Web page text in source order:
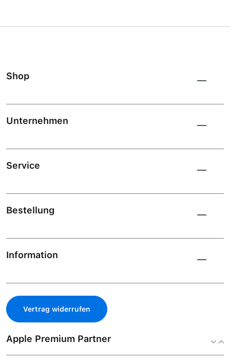
Shop
Unternehmen
Service
Bestellung
Information
Vertrag widerrufen
Apple Premium Partner